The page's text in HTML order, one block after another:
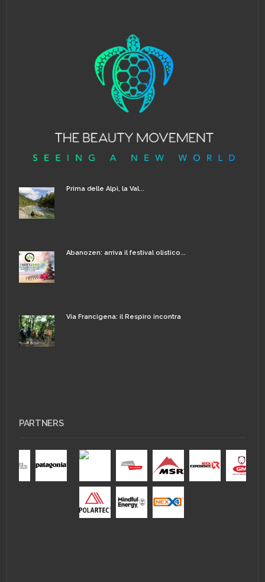
Prima delle Alpi, la Val...
Abanozen: arriva il festival olistico...
Via Francigena: il Respiro incontra
PARTNERS